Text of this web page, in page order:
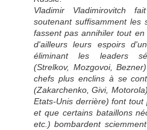
Vladimir Vladimirovitch
soutenant suffisamment les
fassent pas annihiler tout
d'ailleurs leurs espoirs
éliminant les leaders
(Strelkov, Mozgovoi,
chefs plus enclins à se
(Zakarchenko, Givi,
Etats-Unis derrière) font
et que certains bataillons
etc.) bombardent